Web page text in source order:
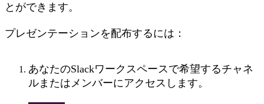
とができます。
プレゼンテーションを配布するには：
あなたのSlackワークスペースで希望するチャネ
ルまたはメンバーにアクセスします。